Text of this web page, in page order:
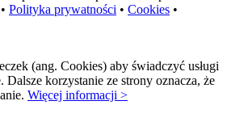
• Polityka prywatności • Cookies •
(ang. Cookies) aby świadczyć usługi
korzystanie ze strony oznacza, że
Więcej informacji >